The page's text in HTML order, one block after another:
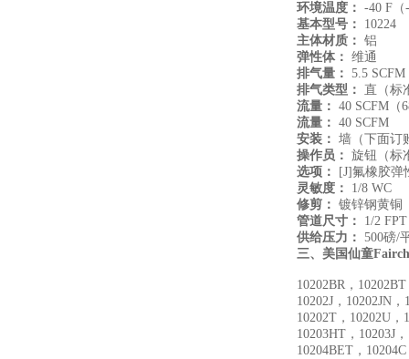
环境温度： -40 F（
基本型号：
10224
主体材质： 铝
弹性体： 维通
排气量： 5.5
排气类型： 直（标
流量： 40 SCFM（
流量： 40 SCFM
安装： 墙（下面订
操作员： 旋钮（标
选项：
[J]氟橡胶弹
灵敏度：
1/8 WC
修剪： 镀锌钢黄铜
管道尺寸：
1/2 FPT
供给压力： 500磅/
三、 美国仙童
10202BR，
10202J，10202JN
10202T，10202U，
10203HT，10203J
10204BET，